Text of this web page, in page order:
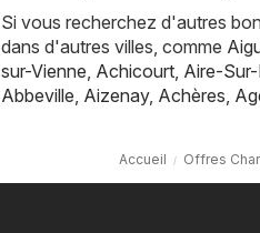
Si vous recherchez d'autres
dans d'autres villes, comme
sur-Vienne, Achicourt, Aire-
Abbeville, Aizenay, Achères,
Accueil Offres